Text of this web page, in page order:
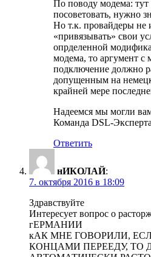
По поводу модема: тут
посоветовать, нужно
Но т.к. провайдеры не
«привязывать» свои
опрделенной
модема, то аргумент
подключение должно
допущенным на
крайней мере
Надеемся мы могли
Команда DSL-
Ответить
нИКОЛАЙ:
7. октября 2016 в 18:09
Здравствуйте
Интересует вопрос о
гЕРМАНИИ
кАК МНЕ ГОВОРИЛИ,
КОНЦАМИ ПЕРЕЕДУ, ТО